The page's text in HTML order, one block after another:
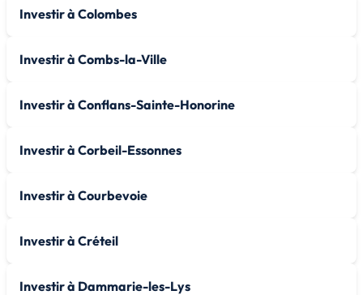
Investir à Colombes
Investir à Combs-la-Ville
Investir à Conflans-Sainte-Honorine
Investir à Corbeil-Essonnes
Investir à Courbevoie
Investir à Créteil
Investir à Dammarie-les-Lys